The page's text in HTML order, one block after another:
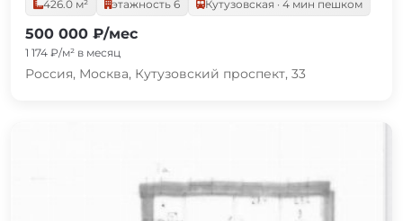
426.0 м² этажность 6 Кутузовская · 4 мин пешком
500 000 ₽/мес
1 174 ₽/м² в месяц
Россия, Москва, Кутузовский проспект, 33